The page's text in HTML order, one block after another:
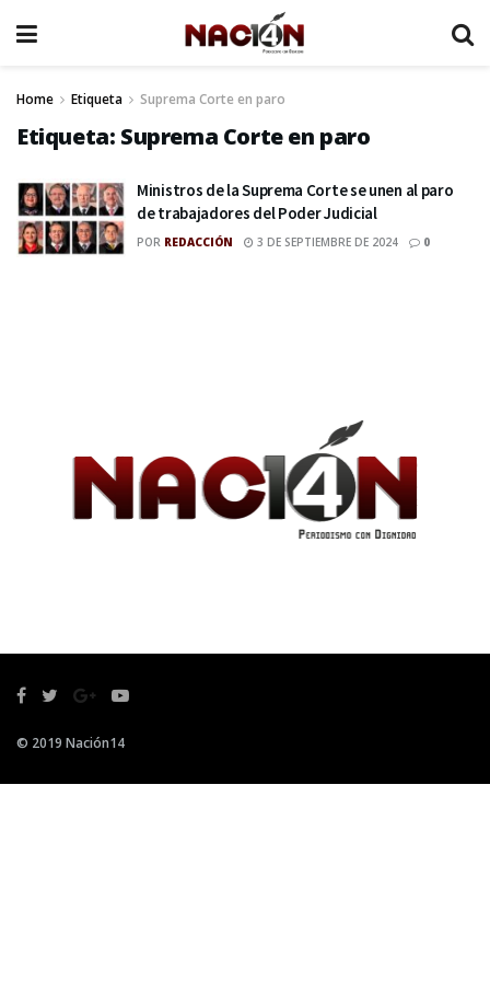
Home Etiqueta Suprema Corte en paro
Etiqueta: Suprema Corte en paro
Ministros de la Suprema Corte se unen al paro
de trabajadores del Poder Judicial
POR REDACCIÓN 3 DE SEPTIEMBRE DE 2024 0
© 2019 Nación14